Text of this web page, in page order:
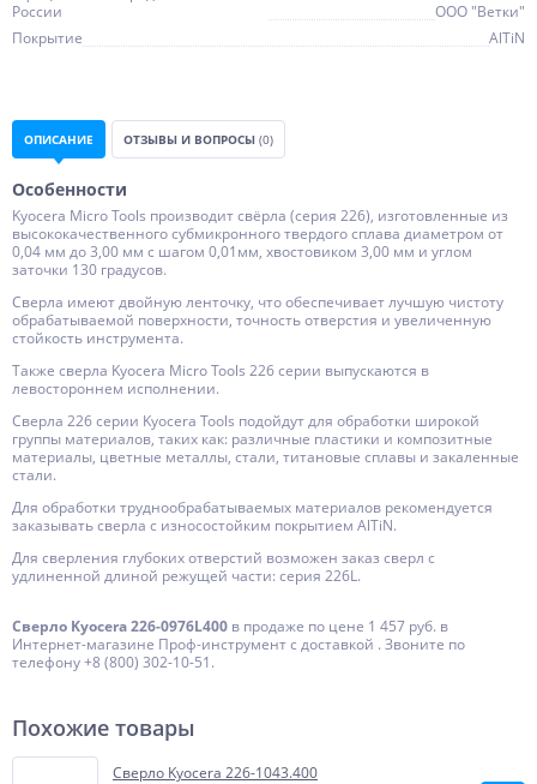
России
ООО "Ветки"
Покрытие
AlTiN
ОПИСАНИЕ ОТЗЫВЫ И ВОПРОСЫ (0)
Особенности
Kyocera Micro Tools производит свёрла (серия 226), изготовленные из
высококачественного субмикронного твердого сплава диаметром от
0,04 мм до 3,00 мм с шагом 0,01мм, хвостовиком 3,00 мм и углом
заточки 130 градусов.
Сверла имеют двойную ленточку, что обеспечивает лучшую чистоту
обрабатываемой поверхности, точность отверстия и увеличенную
стойкость инструмента.
Также сверла Kyocera Micro Tools 226 серии выпускаются в
левостороннем исполнении.
Сверла 226 серии Kyocera Tools подойдут для обработки широкой
группы материалов, таких как: различные пластики и композитные
материалы, цветные металлы, стали, титановые сплавы и закаленные
стали.
Для обработки труднообрабатываемых материалов рекомендуется
заказывать сверла с износостойким покрытием AlTiN.
Для сверления глубоких отверстий возможен заказ сверл с
удлиненной длиной режущей части: серия 226L.
Сверло Kyocera 226-0976L400 в продаже по цене 1 457 руб. в
Интернет-магазине Проф-инструмент с доставкой . Звоните по
телефону +8 (800) 302-10-51.
Похожие товары
Сверло Kyocera 226-1043.400